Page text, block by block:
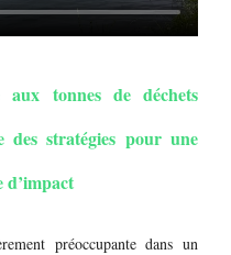
tonnes de déchets
des stratégies pour une
d’impact
préoccupante dans un